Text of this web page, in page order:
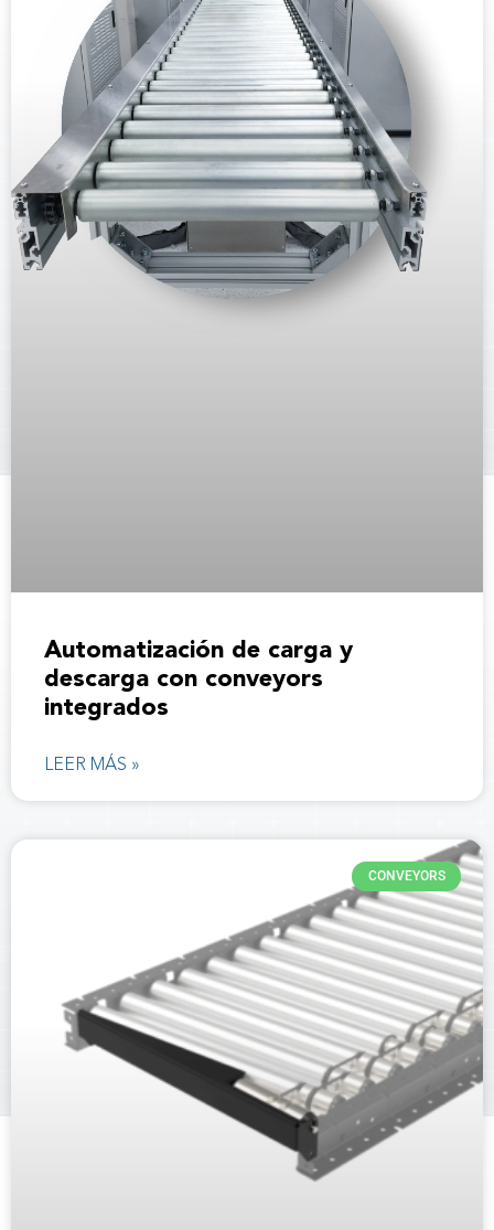
Automatización de carga y
descarga con conveyors
integrados
LEER MÁS »
CONVEYORS